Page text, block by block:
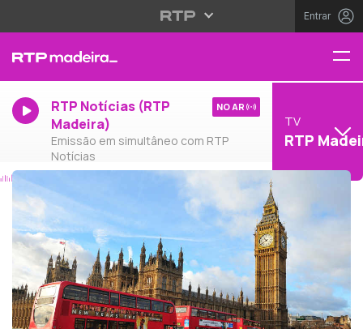
Entrar
RTP Notícias (RTP
Madeira)
Emissão em simultâneo com RTP
Notícias
NO AR
TV
RTP